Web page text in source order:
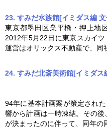
23. すみだ水族館[イミダス編
東京都墨田区業平橋・押上地
2012年5月22日に東京スカイツ
運営はオリックス不動産で、同
24. すみだ北斎美術館[イミダス
94年に基本計画案が策定され
響から計画は一時凍結。その後
が決まったのに伴って、同年の